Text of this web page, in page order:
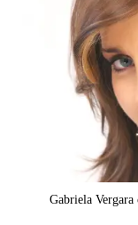
Gabriela Vergara